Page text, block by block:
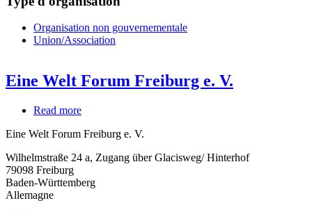
Organisation non gouvernementale
Union/Association
Eine Welt Forum Freiburg e. V.
Read more
Welt
Freiburg
V.
Eine Welt Forum Freiburg e. V.
Wilhelmstraße 24 a, Zugang über Glacisweg/ Hinterhof
79098 Freiburg
Baden-Württemberg
Allemagne